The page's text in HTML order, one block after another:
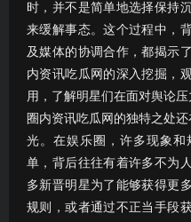
时，并不是简单地选择保持
来缓解事态。这个过程中，
及媒体的协调合作，都揭示
内资讯吃瓜网的深入挖掘，
用，了解明星们在面对舆论
圈内资讯吃瓜网的独特之处
光。在娱乐圈，许多现象
单，背后往往有着许多不为
多新晋明星为了能够获得更
规则，或者通过不正当手段